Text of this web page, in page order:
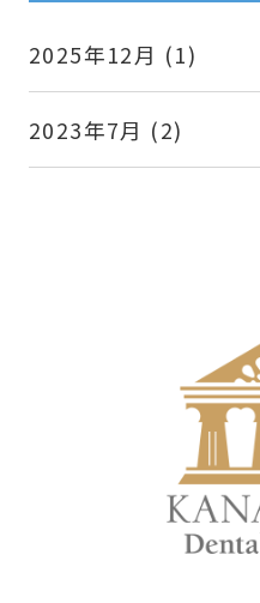
2025年12月 (1)
2023年7月 (2)